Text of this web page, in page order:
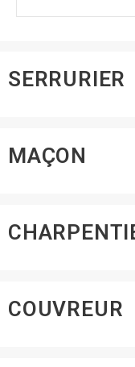
SERRURIER
MAÇON
COUVREUR